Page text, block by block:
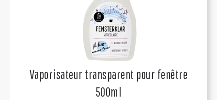
Vaporisateur transparent pour fenêtre
500ml